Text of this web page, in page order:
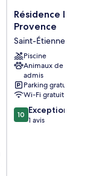
Résidence
Les
de
Haute-
Provence
Saint-
Étienne-
les-
Orgues
Résidence Les Mas
Provence
Saint-Étienne-les-
Piscine
Animaux de compagnie
admis
Parking gratuit
Wi-Fi gratuit
10.0
sur
10 Exceptionnel
1 avis